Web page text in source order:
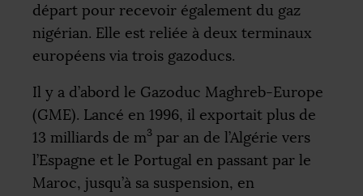
départ pour recevoir également du gaz
nigérian. Elle est reliée à deux terminaux
européens via trois gazoducs.
Il y a d’abord le Gazoduc Maghreb-Europe
(GME). Lancé en 1996, il exportait plus de
13 milliards de m3 par an de l’Algérie vers
l’Espagne et le Portugal en passant par le
Maroc, jusqu’à sa suspension, en